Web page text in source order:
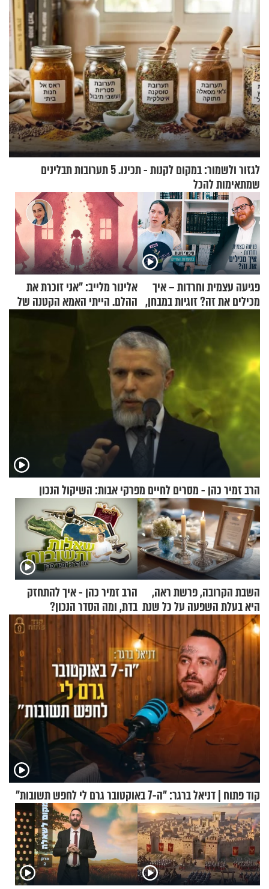
לגזור ולשמור: במקום לקנות - תכינו. 5 תערובות תבלינים
שמתאימות להכל
פגיעה עצמית וחרדות – איך
מכילים את זה? זוגיות במבחן,
הפעם עם יהודית ואלתר כהן
אלינור מלייב: "אני זוכרת את
ההלם. הייתי האמא הקטנה של
הרב זמיר כהן - מסרים לחיים מפרקי אבות: השיקול הנכון
השבת הקרובה, פרשת ראה,
היא בעלת השפעה על כל שנת
תשפ"ז
הרב זמיר כהן - איך להתחזק
בדת, ומה הסדר הנכון?
קוד פתוח | דניאל ברגר: "ה-7 באוקטובר גרם לי לחפש תשובות"